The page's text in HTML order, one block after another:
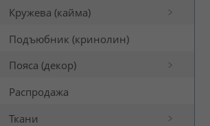
Кружева (кайма)
Подъюбник (кринолин)
Пояса (декор)
Распродажа
Ткани